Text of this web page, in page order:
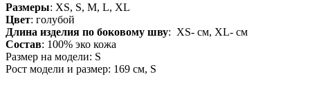
Размеры: XS, S, M, L, XL
Цвет: голубой
Длина изделия по боковому шву: XS- см, XL- см
Состав: 100% эко кожа
Размер на модели: S
Рост модели и размер: 169 см, S